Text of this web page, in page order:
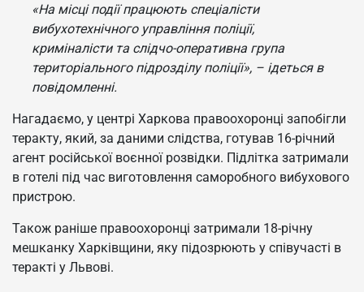
«На місці події працюють спеціалісти
вибухотехнічного управління поліції,
криміналісти та слідчо-оперативна група
територіального підрозділу поліції», – ідеться в
повідомленні.
Нагадаємо, у центрі Харкова правоохоронці запобігли
теракту, який, за даними слідства, готував 16-річний
агент російської воєнної розвідки. Підлітка затримали
в готелі під час виготовлення саморобного вибухового
пристрою.
Також раніше правоохоронці затримали 18-річну
мешканку Харківщини, яку підозрюють у співучасті в
теракті у Львові.